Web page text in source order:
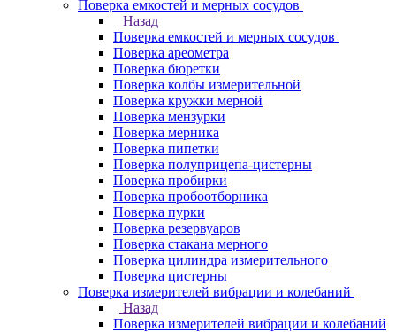
Поверка емкостей и мерных сосудов
Назад
Поверка емкостей и мерных сосудов
Поверка ареометра
Поверка бюретки
Поверка колбы измерительной
Поверка кружки мерной
Поверка мензурки
Поверка мерника
Поверка пипетки
Поверка полуприцепа-цистерны
Поверка пробирки
Поверка пробоотборника
Поверка пурки
Поверка резервуаров
Поверка стакана мерного
Поверка цилиндра измерительного
Поверка цистерны
Поверка измерителей вибрации и колебаний
Назад
Поверка измерителей вибрации и колебаний